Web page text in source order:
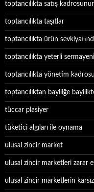
toptancılıkta satış
toptancılıkta taşıtlar
toptancılıkta ürün
toptancılıkta yeterli
toptancılıkta yönetim
toptancılıktan bayiliğe
tüccar plasiyer
tüketici algıları ile oynama
ulusal zincir market
ulusal zincir marketleri zarar
ulusal zincir marketlerin